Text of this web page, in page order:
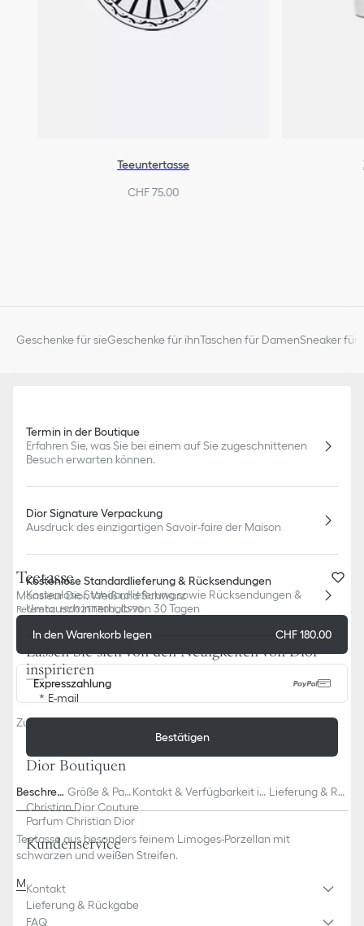
Teetasse
Monsieur Dior, Weiß und Schwarz
Referenz:HYJ02TTR0U_C970
In den Warenkorb legen CHF 180.00
Expresszahlung
Zustellung voraussichlich ab: 5 August
Beschreib
ung
Größe & Pas
sform
Kontakt & Verfügbarkeit in Lieferung & Rü
Teetasse aus besonders feinem Limoges-Porzellan mit
schwarzen und weißen Streifen.
100 % Limoges-Porzellan
Hergestellt in Frankreich
Mehr
Teeuntertasse
CHF 75.00
Geschenke für sieGeschenke für ihnTaschen für DamenSneaker für
Termin in der Boutique
Erfahren Sie, was Sie bei einem auf Sie zugeschnittenen
Besuch erwarten können.
Dior Signature Verpackung
Ausdruck des einzigartigen Savoir-faire der Maison
Kostenlose Standardlieferung & Rücksendungen
Kostenlose Standardlieferung sowie Rücksendungen &
Umtausch innerhalb von 30 Tagen
Lassen Sie sich von den Neuigkeiten von Dior
inspirieren
E-mail
Bestätigen
Dior Boutiquen
Christian Dior Couture
Parfum Christian Dior
Kundenservice
Kontakt
Lieferung & Rückgabe
FAQ